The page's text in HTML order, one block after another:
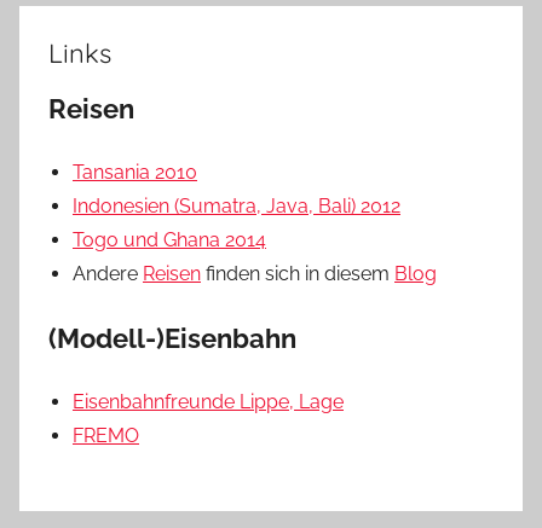
Links
Reisen
Tansania 2010
Indonesien (Sumatra, Java, Bali) 2012
Togo und Ghana 2014
Andere Reisen finden sich in diesem Blog
(Modell-)Eisenbahn
Eisenbahnfreunde Lippe, Lage
FREMO